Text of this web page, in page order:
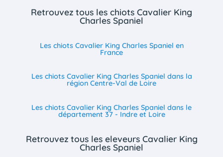
Retrouvez tous les chiots Cavalier King
Charles Spaniel
Les chiots Cavalier King Charles Spaniel en
France
Les chiots Cavalier King Charles Spaniel dans la
région Centre-Val de Loire
Les chiots Cavalier King Charles Spaniel dans le
département 37 - Indre et Loire
Retrouvez tous les eleveurs Cavalier King
Charles Spaniel